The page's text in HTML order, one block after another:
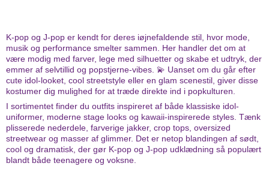
K-pop og J-pop er kendt for deres iøjnefaldende stil, hvor mode,
musik og performance smelter sammen. Her handler det om at
være modig med farver, lege med silhuetter og skabe et udtryk, der
emmer af selvtillid og popstjerne-vibes. 💫 Uanset om du går efter
cute idol-looket, cool streetstyle eller en glam scenestil, giver disse
kostumer dig mulighed for at træde direkte ind i popkulturen.
I sortimentet finder du outfits inspireret af både klassiske idol-
uniformer, moderne stage looks og kawaii-inspirerede styles. Tænk
plisserede nederdele, farverige jakker, crop tops, oversized
streetwear og masser af glimmer. Det er netop blandingen af sødt,
cool og dramatisk, der gør K-pop og J-pop udklædning så populært
blandt både teenagere og voksne.